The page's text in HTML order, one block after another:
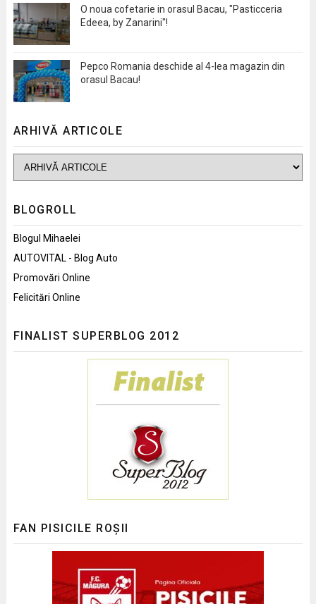
O noua cofetarie in orasul Bacau, "Pasticceria
Edeea, by Zanarini"!
Pepco Romania deschide al 4-lea magazin din
orasul Bacau!
ARHIVĂ ARTICOLE
BLOGROLL
Blogul Mihaelei
AUTOVITAL - Blog Auto
Promovări Online
Felicitări Online
FINALIST SUPERBLOG 2012
FAN PISICILE ROȘII